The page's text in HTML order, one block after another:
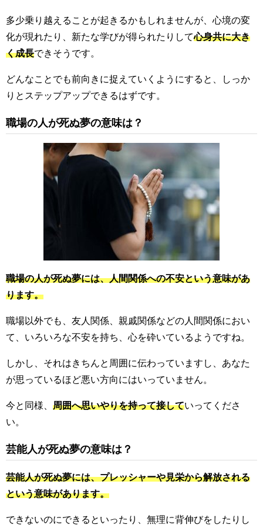
多少乗り越えることが起きるかもしれませんが、心境の変
化が現れたり、新たな学びが得られたりして心身共に大き
く成長できそうです。
どんなことでも前向きに捉えていくようにすると、しっか
りとステップアップできるはずです。
職場の人が死ぬ夢の意味は？
職場の人が死ぬ夢には、人間関係への不安という意味があ
ります。
職場以外でも、友人関係、親戚関係などの人間関係におい
て、いろいろな不安を持ち、心を砕いているようですね。
しかし、それはきちんと周囲に伝わっていますし、あなた
が思っているほど悪い方向にはいっていません。
今と同様、 周囲へ思いやりを持って接していってくださ
い。
芸能人が死ぬ夢の意味は？
芸能人が死ぬ夢には、プレッシャーや見栄から解放される
という意味があります。
できないのにできるといったり、無理に背伸びをしたりし